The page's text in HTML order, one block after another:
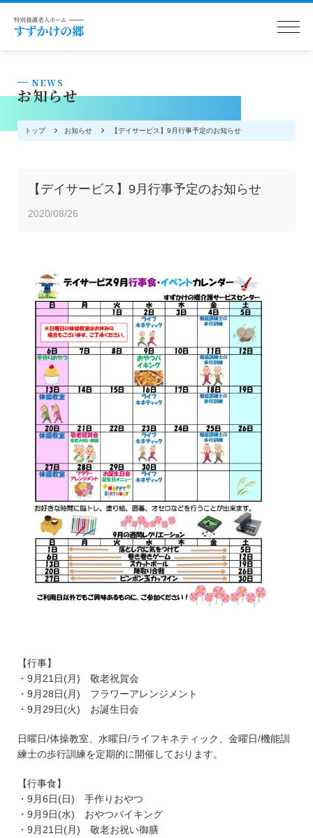
NEWS
お知らせ
トップ お知らせ 【デイサービス】9月行事予定のお知らせ
【デイサービス】9月行事予定のお知らせ
2020/08/26
【行事】
・9月21日(月) 敬老祝賀会
・9月28日(月) フラワーアレンジメント
・9月29日(火) お誕生日会
日曜日/体操教室、水曜日/ライフキネティック、金曜日/機能訓
練士の歩行訓練を定期的に開催しております。
【行事食】
・9月6日(日) 手作りおやつ
・9月9日(水) おやつバイキング
・9月21日(月) 敬老お祝い御膳